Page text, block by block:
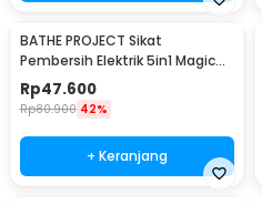
BATHE PROJECT Sikat
Pembersih Elektrik 5in1 Magic
Brush Rechargeable - WQ8110
Rp47.600
Rp80.900 42%
+ Keranjang